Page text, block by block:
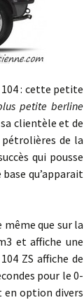
: cette petite
petite berline
clientèle et de
de la
qui pousse
qu’apparait
que sur la
et affiche une
ZS affiche de
pour le 0-
option divers